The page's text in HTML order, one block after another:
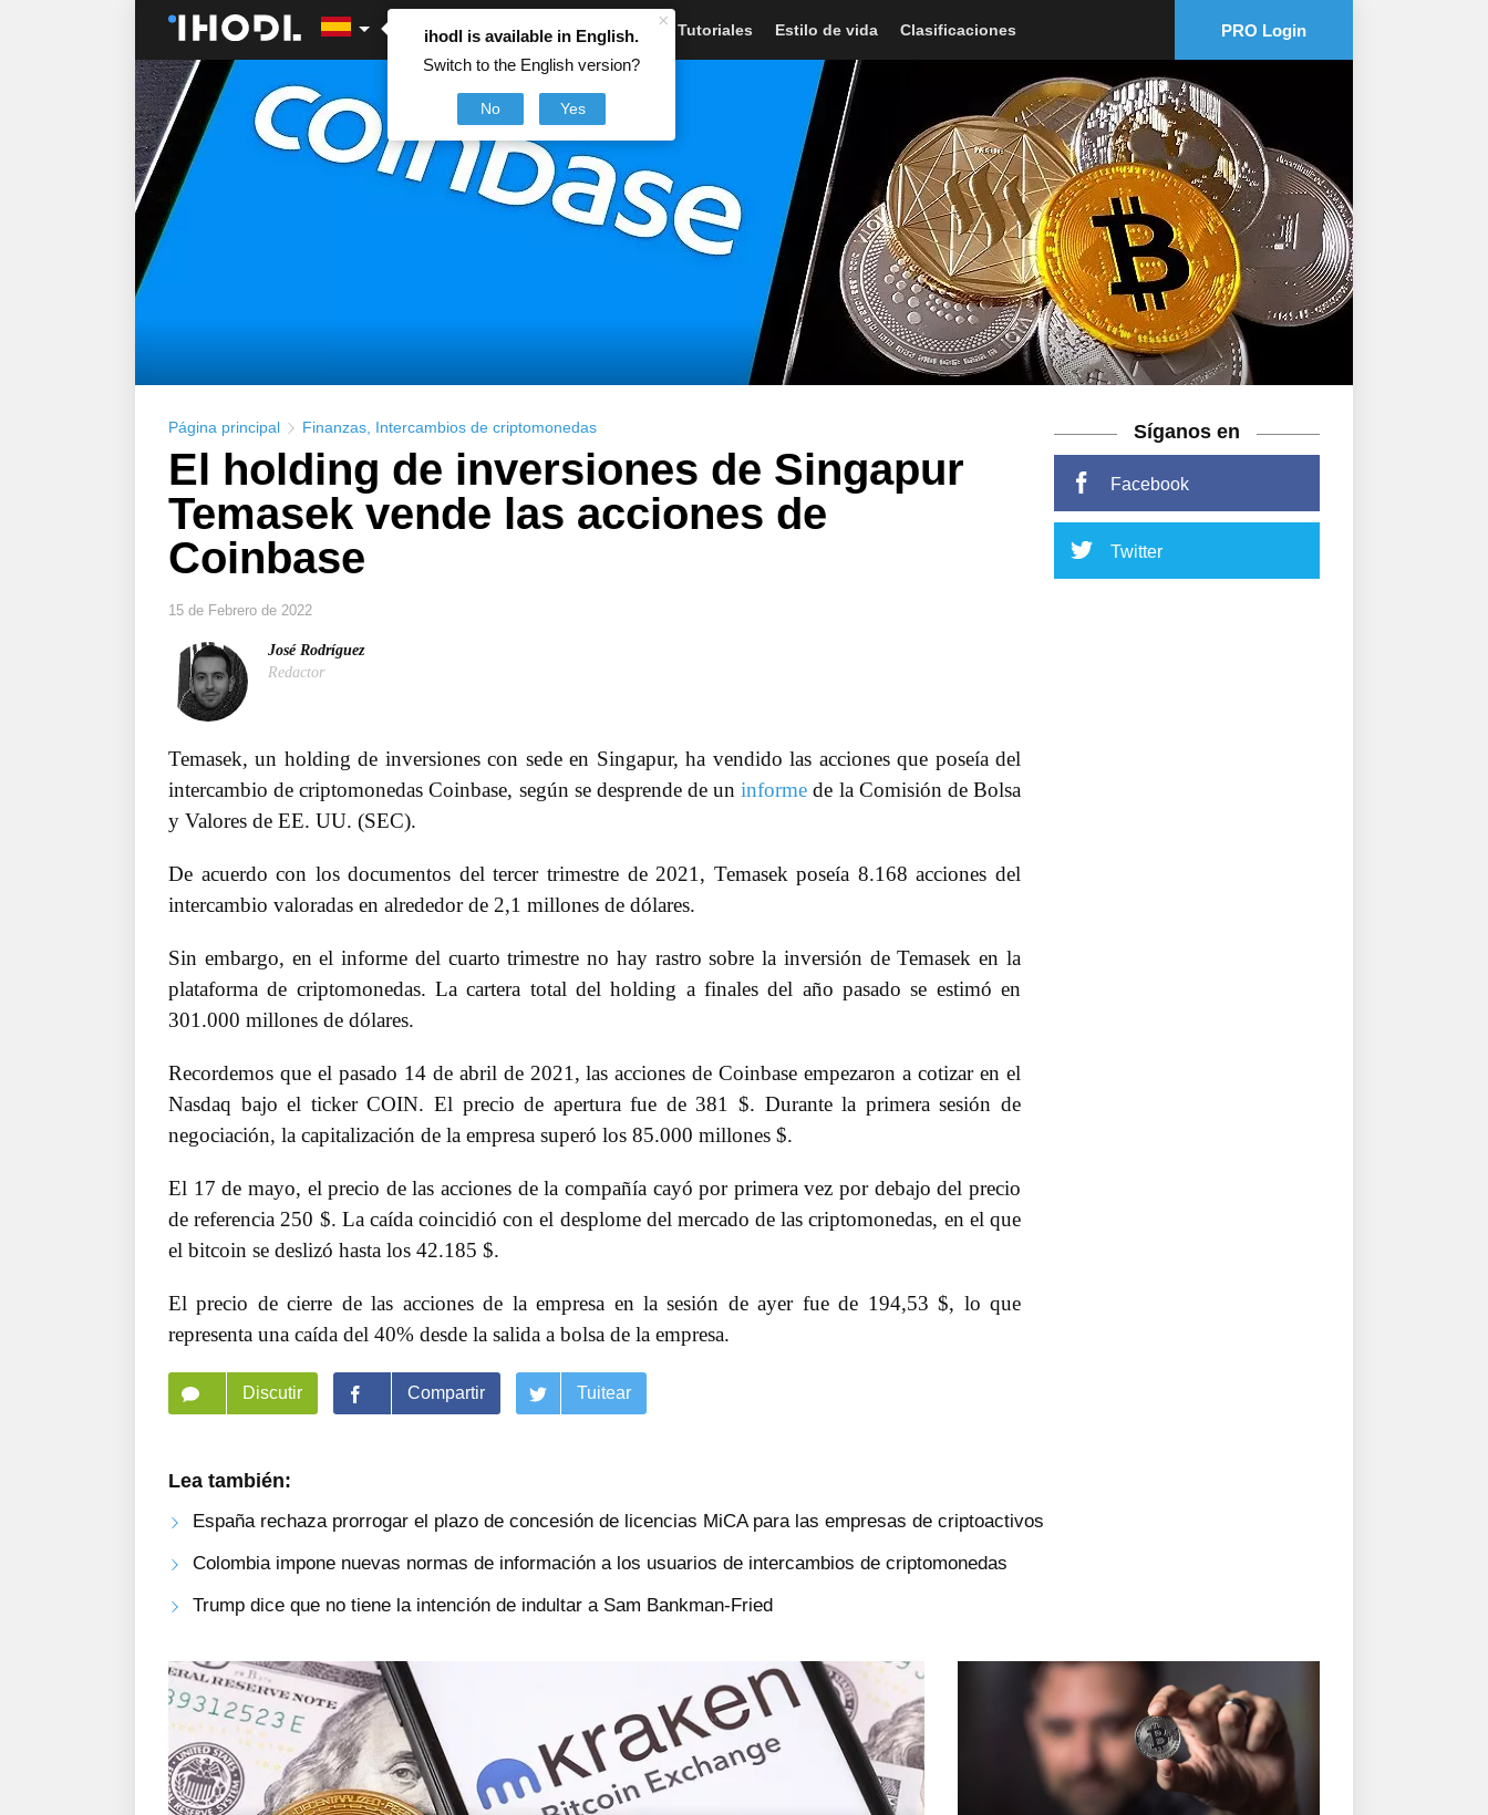
×
ihodl is available in English.
Switch to the English version?
No Yes
Artículos Noticias Tutoriales Estilo de vida Clasificaciones PRO Login
Página principal Finanzas Intercambios de criptomonedas
El holding de inversiones de Singapur
Temasek vende las acciones de
Coinbase
15 de Febrero de 2022
José Rodríguez
Redactor
Temasek, un holding de inversiones con sede en Singapur, ha vendido las acciones que poseía del
intercambio de criptomonedas Coinbase, según se desprende de uninforme de la Comisión de Bolsa
y Valores de EE. UU. (SEC).
De acuerdo con los documentos del tercer trimestre de 2021, Temasek poseía 8.168 acciones del
intercambio valoradas en alrededor de 2,1 millones de dólares.
Sin embargo, en el informe del cuarto trimestre no hay rastro sobre la inversión de Temasek en la
plataforma de criptomonedas. La cartera total del holding a finales del año pasado se estimó en
301.000 millones de dólares.
Recordemos que el pasado 14 de abril de 2021, las acciones de Coinbase empezaron a cotizar en el
Nasdaq bajo el ticker COIN. El precio de apertura fue de 381 $. Durante la primera sesión de
negociación, la capitalización de la empresa superó los 85.000 millones $.
El 17 de mayo, el precio de las acciones de la compañía cayó por primera vez por debajo del precio
de referencia 250 $. La caída coincidió con el desplome del mercado de las criptomonedas, en el que
el bitcoin se deslizó hasta los 42.185 $.
El precio de cierre de las acciones de la empresa en la sesión de ayer fue de 194,53 $, lo que
representa una caída del 40% desde la salida a bolsa de la empresa.
Discutir Compartir Tuitear
Síganos en
Facebook
Twitter
Lea también:
España rechaza prorrogar el plazo de concesión de licencias MiCA para las empresas de criptoactivos
Colombia impone nuevas normas de información a los usuarios de intercambios de criptomonedas
Trump dice que no tiene la intención de indultar a Sam Bankman-Fried